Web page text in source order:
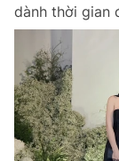
dành thời gian